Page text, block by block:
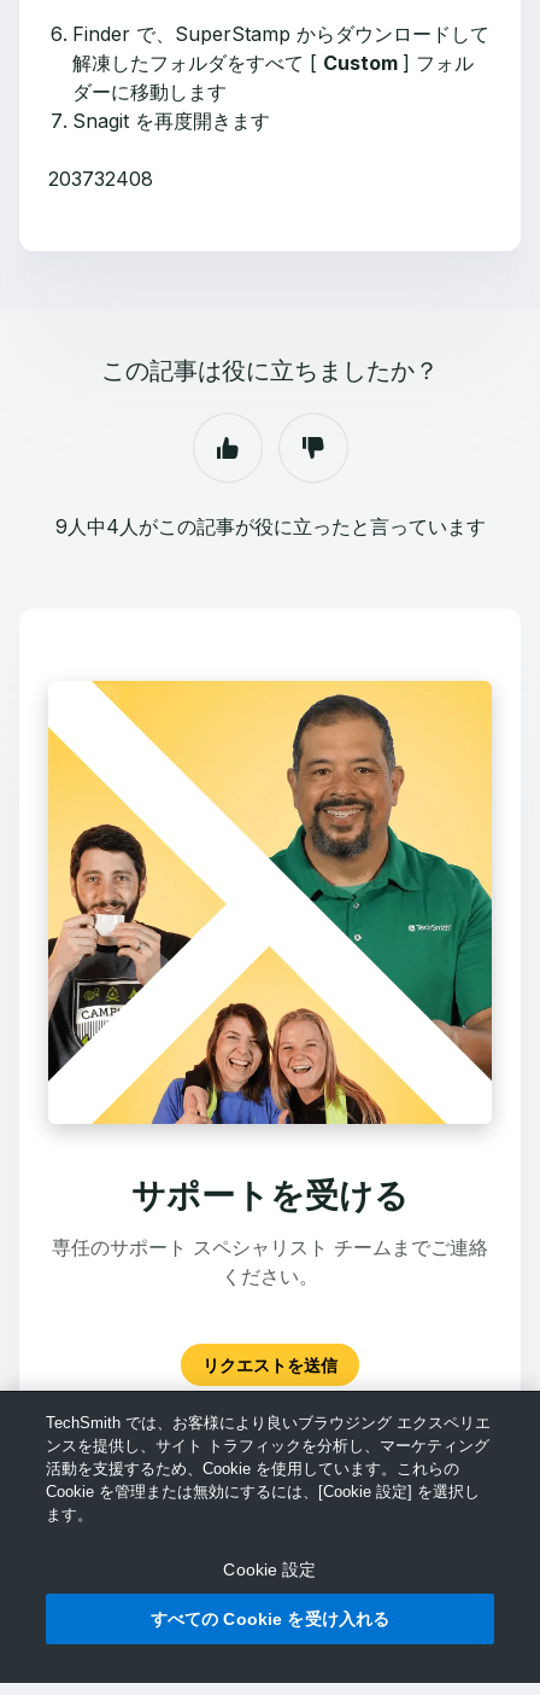
Finder で、SuperStamp からダウンロードして
解凍したフォルダをすべて [ Custom ] フォル
ダーに移動します
Snagit を再度開きます
203732408
この記事は役に立ちましたか？
9人中4人がこの記事が役に立ったと言っています
サポートを受ける
専任のサポート スペシャリスト チームまでご連絡
ください。
リクエストを送信
TechSmith では、お客様により良いブラウジング エクスペリエ
ンスを提供し、サイト トラフィックを分析し、マーケティング
活動を支援するため、Cookie を使用しています。これらの
Cookie を管理または無効にするには、[Cookie 設定] を選択し
ます。
Cookie 設定
すべての Cookie を受け入れる